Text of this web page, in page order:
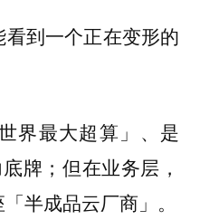
到一个正在变形的
界最大超算」、是
牌；但在业务层，
半成品云厂商」。